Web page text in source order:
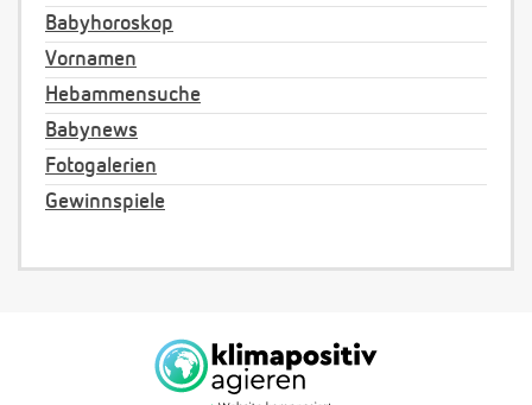
Babyhoroskop
Vornamen
Hebammensuche
Babynews
Fotogalerien
Gewinnspiele